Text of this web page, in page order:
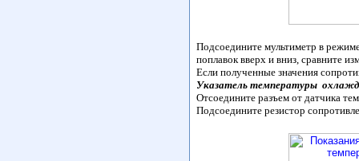
Подсоедините мультиметр в
поплавок вверх и вниз, сравните
Если полученные значения
Указатель температуры
Отсоедините разъем от датчика
Подсоедините резистор